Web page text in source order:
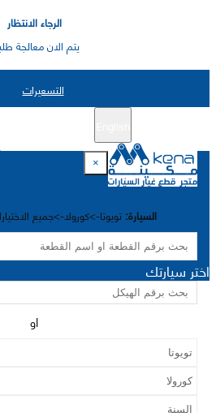
الرجاء الانتظار
يتم الان معالجة
التسعيرات
السيارة: تويوتا->كورولا->جميع
×
اختر سيارتك
او